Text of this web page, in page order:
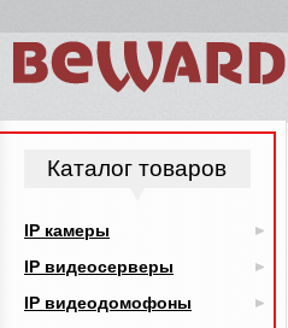
Каталог товаров
IP камеры
IP видеосерверы
IP видеодомофоны